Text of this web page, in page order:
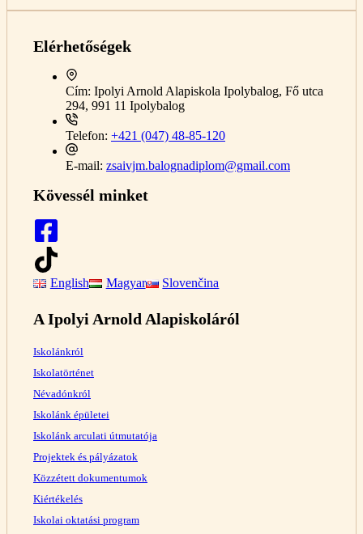
Elérhetőségek
Cím: Ipolyi Arnold Alapiskola Ipolybalog, Fő utca
294, 991 11 Ipolybalog
Telefon: +421 (047) 48-85-120
E-mail: zsaivjm.balognadiplom@gmail.com
Kövessél minket
English Magyar Slovenčina
A Ipolyi Arnold Alapiskoláról
Iskolánkról
Iskolatörténet
Névadónkról
Iskolánk épületei
Iskolánk arculati útmutatója
Projektek és pályázatok
Közzétett dokumentumok
Kiértékelés
Iskolai oktatási program